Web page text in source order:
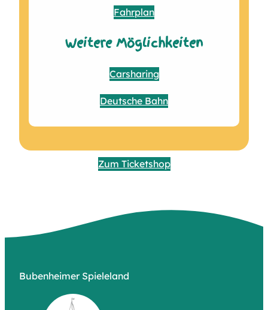
Fahrplan
Weitere Möglichkeiten
Carsharing
Deutsche Bahn
Zum Ticketshop
Bubenheimer Spieleland